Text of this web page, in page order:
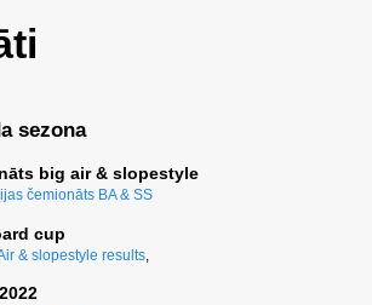
sezona
big air & slopestyle
čemionāts BA & SS
cup
& slopestyle results